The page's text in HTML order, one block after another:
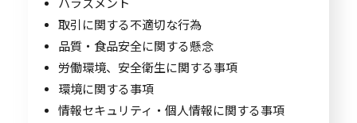
ハラスメント
取引に関する不適切な行為
品質・食品安全に関する懸念
労働環境、安全衛生に関する事項
環境に関する事項
情報セキュリティ・個人情報に関する事項